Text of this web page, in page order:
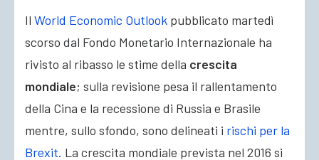
Il World Economic Outlook pubblicato martedì
scorso dal Fondo Monetario Internazionale ha
rivisto al ribasso le stime della crescita
mondiale; sulla revisione pesa il rallentamento
della Cina e la recessione di Russia e Brasile
mentre, sullo sfondo, sono delineati i rischi per la
Brexit. La crescita mondiale prevista nel 2016 si